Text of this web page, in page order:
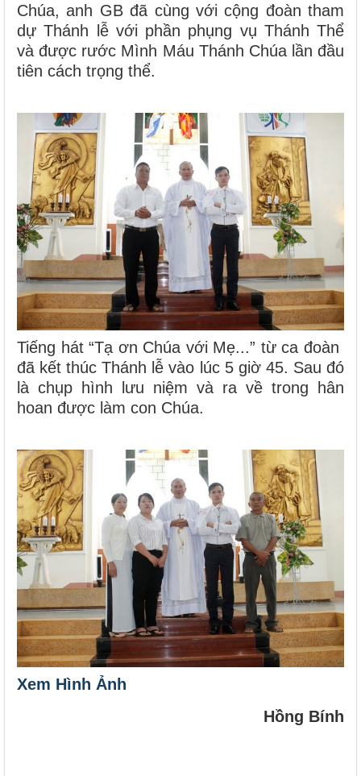
Chúa, anh GB đã cùng với cộng đoàn tham
dự Thánh lễ với phần phụng vụ Thánh Thể
và được rước Mình Máu Thánh Chúa lần đầu
tiên cách trọng thể.
Tiếng hát “Tạ ơn Chúa với Mẹ...” từ ca đoàn
đã kết thúc Thánh lễ vào lúc 5 giờ 45. Sau đó
là chụp hình lưu niệm và ra về trong hân
hoan được làm con Chúa.
Xem Hình Ảnh
Hồng Bính